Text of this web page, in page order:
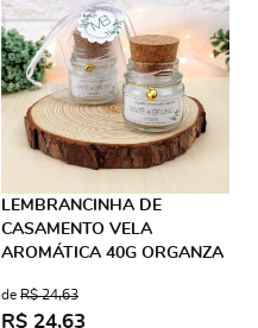
LEMBRANCINHA DE
CASAMENTO VELA
AROMÁTICA 40G ORGANZA
de R$ 24,63
R$ 24,63